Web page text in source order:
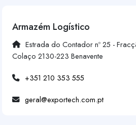
Armazém Logístico
Estrada do Contador nº 25 -
Colaço 2130-223 Benavente
+351 210 353 555
geral@exportech.com.pt